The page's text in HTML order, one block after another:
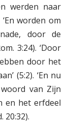
werden naar
worden om
door de
3:24). ‘Door
door het
(5:2). ‘En nu
van Zijn
en het erfdeel
20:32).